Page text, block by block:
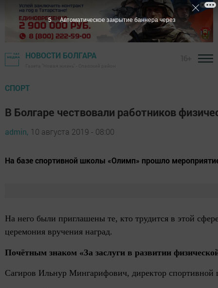
НОВОСТИ БОЛГАРА
СПОРТ
В Болгаре чествовали работников
admin, 10 августа 2019 - 08:00
​​​​​​​На базе спортивной школы «Олимп» прошло
На него были приглашены те, кто трудится в этой
церемония вручения наград.
Почётным знаком «За заслуги в развитии
Сагиров Ильнур Мингарифович, директор спортивной
4 Автоматическое закрытие баннера через